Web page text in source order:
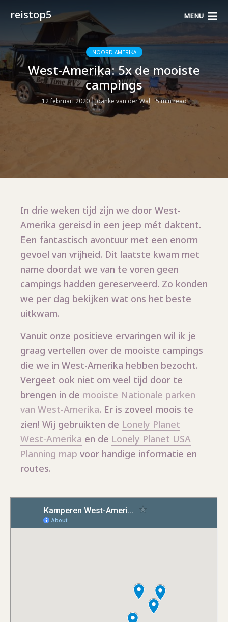
reistop5 MENU
NOORD-AMERIKA
West-Amerika: 5x de mooiste
campings
12 februari 2020 Joanke van der Wal 5 min read
In drie weken tijd zijn we door West-
Amerika gereisd in een jeep mét daktent.
Een fantastisch avontuur met een enorm
gevoel van vrijheid. Dit laatste kwam met
name doordat we van te voren geen
campings hadden gereserveerd. Zo konden
we per dag bekijken wat ons het beste
uitkwam.
Vanuit onze positieve ervaringen wil ik je
graag vertellen over de mooiste campings
die we in West-Amerika hebben bezocht.
Vergeet ook niet om veel tijd door te
brengen in de mooiste Nationale parken
van West-Amerika. Er is zoveel moois te
zien! Wij gebruikten de Lonely Planet
West-Amerika en de Lonely Planet USA
Planning map voor handige informatie en
routes.